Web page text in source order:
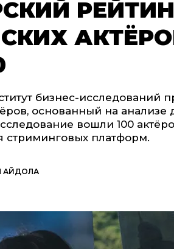
бизнес-исследований
основанный на
вошли 100
стриминговых платформ.
АЙДОЛА